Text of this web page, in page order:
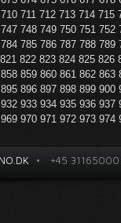
710 711 712 713 714 715
747 748 749 750 751 752
784 785 786 787 788 789
821 822 823 824 825 826
858 859 860 861 862 863
895 896 897 898 899 900
932 933 934 935 936 937
969 970 971 972 973 974
• +45 31165000